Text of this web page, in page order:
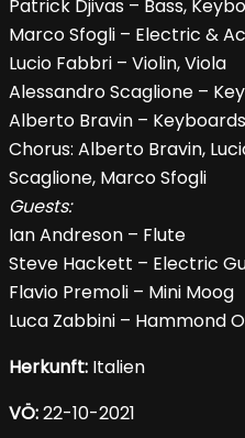
Patrick Djivas – Bass,
Marco Sfogli – Electric &
Lucio Fabbri – Violin, Viola
Alessandro Scaglione –
Alberto Bravin –
Chorus: Alberto Bravin,
Scaglione, Marco Sfogli
Guests:
Ian Andreson – Flute
Steve Hackett – Electric
Flavio Premoli – Mini Moog
Luca Zabbini – Hammond
Herkunft: Italien
VÖ:22-10-2021